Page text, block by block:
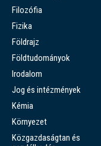
Filozófia
Fizika
Földrajz
Földtudományok
Irodalom
Jog és intézmények
Kémia
Környezet
Közgazdaságtan és